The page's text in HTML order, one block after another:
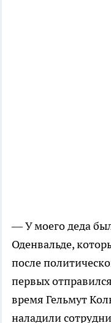
— У моего деда
Оденвальде,
после
первых
время Гельмут
наладили